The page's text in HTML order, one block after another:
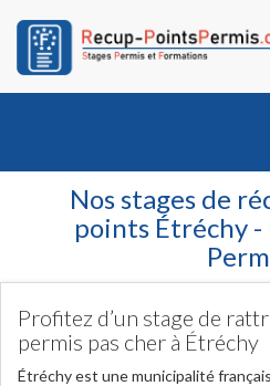
Nos stages de
points Étréchy -
Profitez d’un stage de
permis pas cher à Étréchy
Étréchy est une municipalité